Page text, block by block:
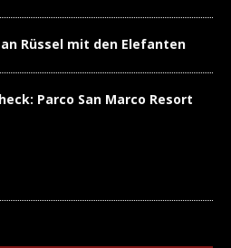
Rüssel mit den Elefanten
Parco San Marco Resort